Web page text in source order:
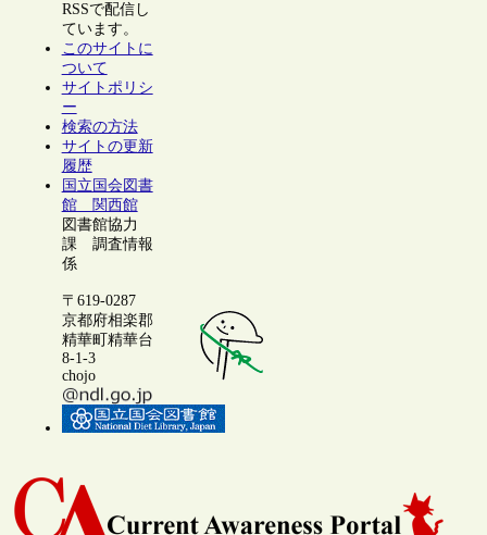
RSSで配信し
ています。
このサイトに
ついて
サイトポリシ
ー
検索の方法
サイトの更新
履歴
国立国会図書
館 関西館
図書館協力
課 調査情報
係
〒619-0287
京都府相楽郡
精華町精華台
8-1-3
chojo